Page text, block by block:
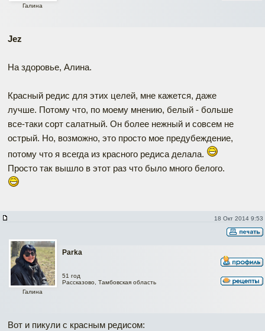
Галина
Jez
На здоровье, Алина.
Красный редис для этих целей, мне кажется, даже
лучше. Потому что, по моему мнению, белый - больше
все-таки сорт салатный. Он более нежный и совсем не
острый. Но, возможно, это просто мое предубеждение,
потому что я всегда из красного редиса делала.
Просто так вышло в этот раз что было много белого.
18 Окт 2014 9:53
Parka
Галина
51 год
Рассказово, Тамбовская область
Вот и пикули с красным редисом: